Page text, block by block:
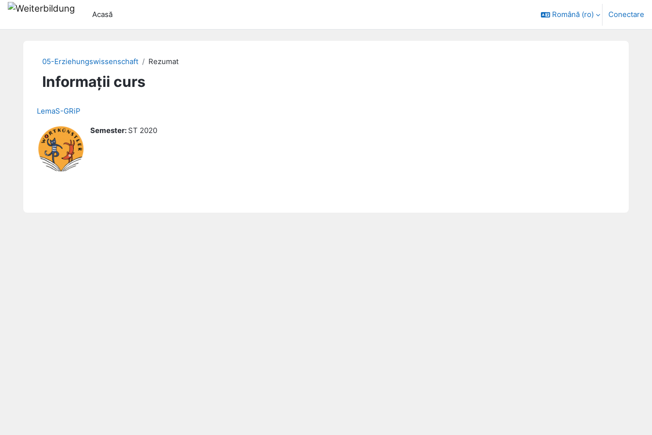
Sari la conţinutul principal
Acasă
Română ‎(ro)‎ Conectare
05-Erziehungswissenschaft Rezumat
Informații curs
LemaS-GRiP
Semester: ST 2020